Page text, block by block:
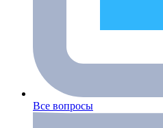
Все вопросы